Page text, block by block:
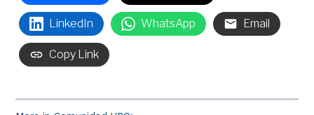
LinkedIn WhatsApp Email
Copy Link